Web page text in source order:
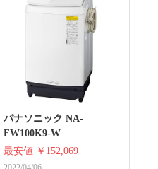
パナソニック NA-​
FW100K9-W
最安値 ￥152,069